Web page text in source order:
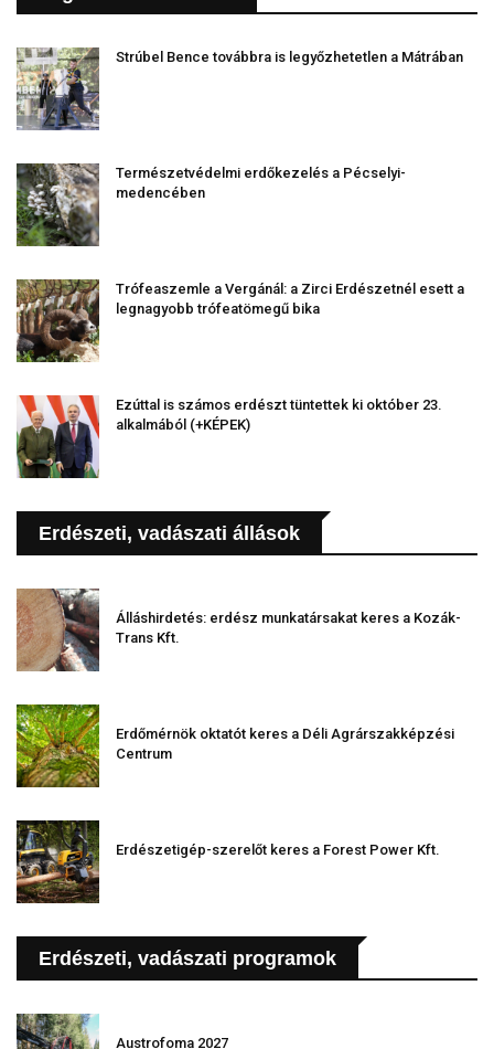
Strúbel Bence továbbra is legyőzhetetlen a Mátrában
Természetvédelmi erdőkezelés a Pécselyi-
medencében
Trófeaszemle a Vergánál: a Zirci Erdészetnél esett a
legnagyobb trófeatömegű bika
Ezúttal is számos erdészt tüntettek ki október 23.
alkalmából (+KÉPEK)
Erdészeti, vadászati állások
Álláshirdetés: erdész munkatársakat keres a Kozák-
Trans Kft.
Erdőmérnök oktatót keres a Déli Agrárszakképzési
Centrum
Erdészetigép-szerelőt keres a Forest Power Kft.
Erdészeti, vadászati programok
Austrofoma 2027